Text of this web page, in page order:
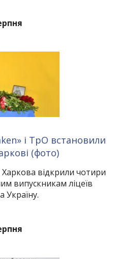
і ТрО встановили
(фото)
відкрили чотири
випускникам ліцеїв
Україну.